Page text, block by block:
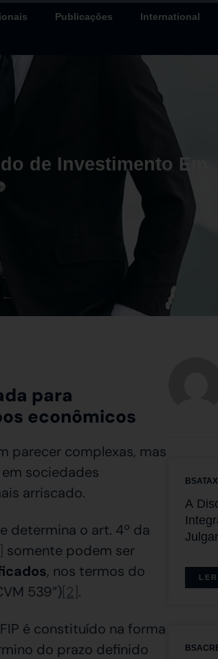
Publicações International
de Investimento Em
para
econômicos
parecer complexas, mas
sociedades
arriscado.
determina o art. 4º da
somente podem ser
, nos termos do
539”)[2].
é constituído na forma
do prazo definido
BSATAX
A
aos